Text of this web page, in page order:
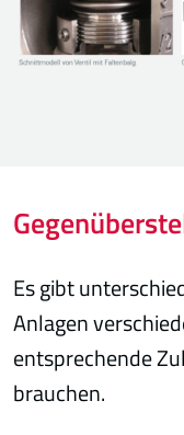
Es gibt
Anlagen
entsprechende
brauchen.